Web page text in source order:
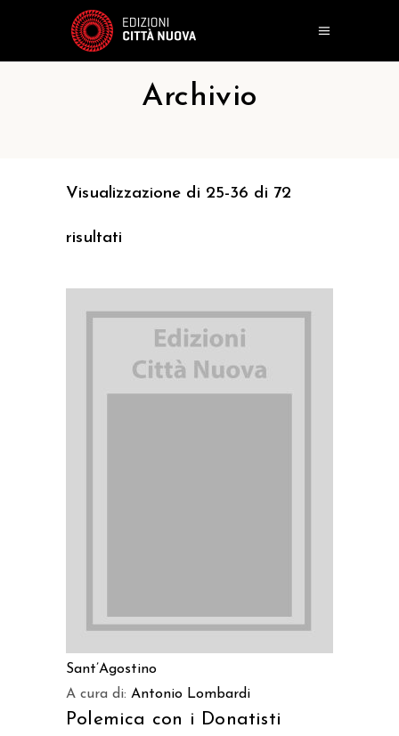
Archivio
Visualizzazione di 25-36 di 72
risultati
Sant’Agostino
A cura di: Antonio Lombardi
Polemica con i Donatisti